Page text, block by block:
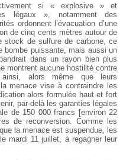
si « explosive » et
légaux », notamment des
ordonnent l’évacuation d’une
de cinq cents mètres autour de
stock de sulfure de carbone, ce
bombe puissante, mais aussi un
dans un rayon bien plus
montrent aucune hostilité contre
alors même que leurs
menace vise à contraindre les
alors formulée haut et fort
par-delà les garanties légales
de 150 000 francs [environ 22
de reconversion. Comme les
la menace est suspendue, les
mardi 11 juillet, à regagner leur